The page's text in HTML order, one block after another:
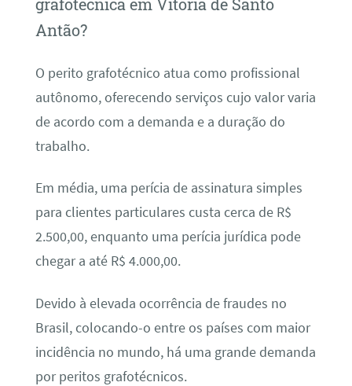
grafotécnica em Vitória de Santo
Antão?
O perito grafotécnico atua como profissional
autônomo, oferecendo serviços cujo valor varia
de acordo com a demanda e a duração do
trabalho.
Em média, uma perícia de assinatura simples
para clientes particulares custa cerca de R$
2.500,00, enquanto uma perícia jurídica pode
chegar a até R$ 4.000,00.
Devido à elevada ocorrência de fraudes no
Brasil, colocando-o entre os países com maior
incidência no mundo, há uma grande demanda
por peritos grafotécnicos.